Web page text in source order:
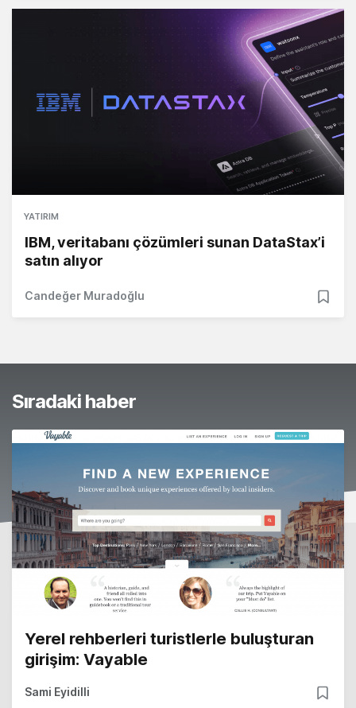
YATIRIM
IBM, veritabanı çözümleri sunan DataStax’i
satın alıyor
Candeğer Muradoğlu
Sıradaki haber
Yerel rehberleri turistlerle buluşturan
girişim: Vayable
Sami Eyidilli